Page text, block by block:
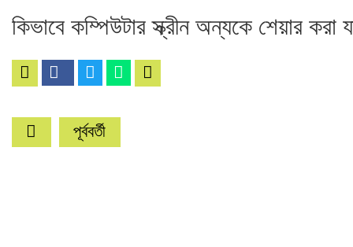
কিভাবে কম্পিউটার স্ক্রীন অন্যকে শেয়ার করা
পূর্ববর্তী